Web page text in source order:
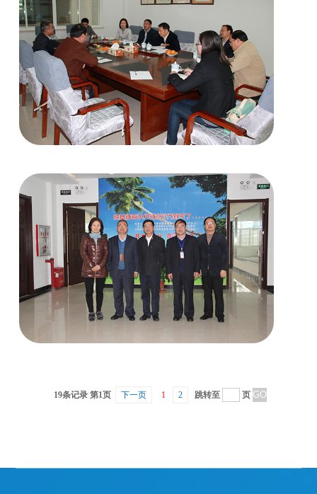
19条记录 第1页 下一页 1 2 跳转至 页